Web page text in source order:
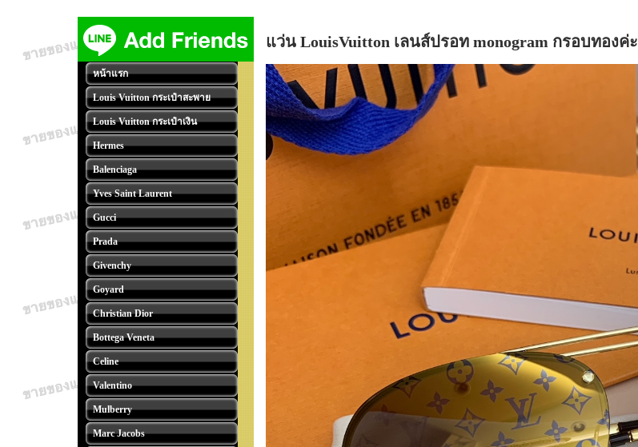
หน้าแรก
Louis Vuitton กระเป๋าสะพาย
Louis Vuitton กระเป๋าเงิน
Hermes
Balenciaga
Yves Saint Laurent
Gucci
Prada
Givenchy
Goyard
Christian Dior
Bottega Veneta
Celine
Valentino
Mulberry
Marc Jacobs
แว่น LouisVuitton เลนส์ปรอท monogram กรอบทองค่ะ